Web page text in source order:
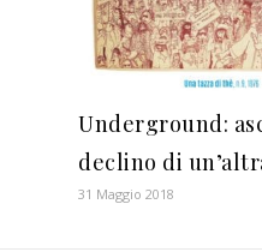
Underground:
declino di
31 Maggio 2018